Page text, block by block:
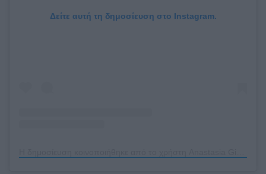
Δείτε αυτή τη δημοσίευση στο Instagram.